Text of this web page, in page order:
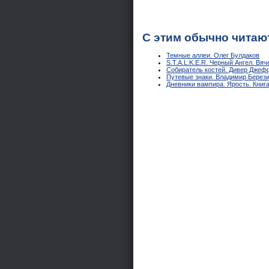
С этим обычно
Темные аллеи. Олег Булдаков
S.T.A.L.K.E.R. Черный Ангел.
Собиратель костей. Дивер
Путевые знаки. Владимир
Дневники вампира. Ярость.